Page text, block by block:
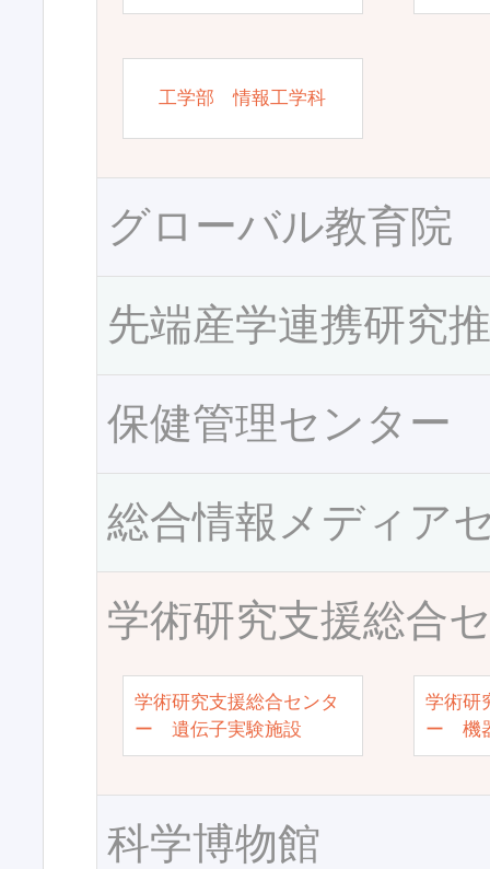
工学部 情報工学科
グローバル教育院
先端産学連携研究
保健管理センター
総合情報メディア
学術研究支援総合
学術研究支援総合センタ
ー 遺伝子実験施設
学術研
ー 機
科学博物館